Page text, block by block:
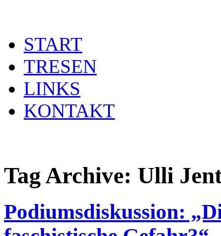
START
TRESEN
LINKS
KONTAKT
Tag Archive: Ulli
Podiumsdiskussion: